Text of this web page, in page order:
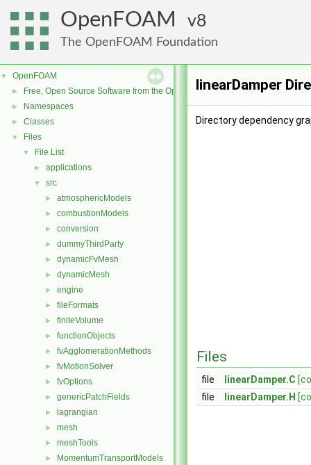
OpenFOAM 8
The OpenFOAM Foundation
▼ OpenFOAM
► Free, Open Source Software from the OpenFOAM Foundation
► Namespaces
► Classes
▼ Files
▼ File List
► applications
▼ src
► atmosphericModels
► combustionModels
► conversion
► dummyThirdParty
► dynamicFvMesh
► dynamicMesh
► engine
► fileFormats
► finiteVolume
► functionObjects
► fvAgglomerationMethods
► fvMotionSolver
► fvOptions
► genericPatchFields
► lagrangian
► mesh
► meshTools
► MomentumTransportModels
linearDamper
Directory dependency
Files
file linearDamper.C
file
linearDamper.H